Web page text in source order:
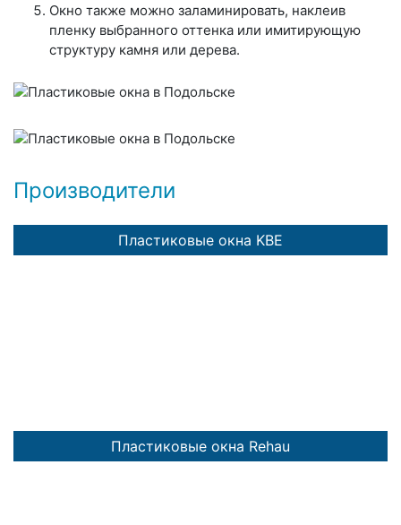
Окно также можно заламинировать, наклеив
пленку выбранного оттенка или имитирующую
структуру камня или дерева.
Производители
Пластиковые окна KBE
Пластиковые окна Rehau